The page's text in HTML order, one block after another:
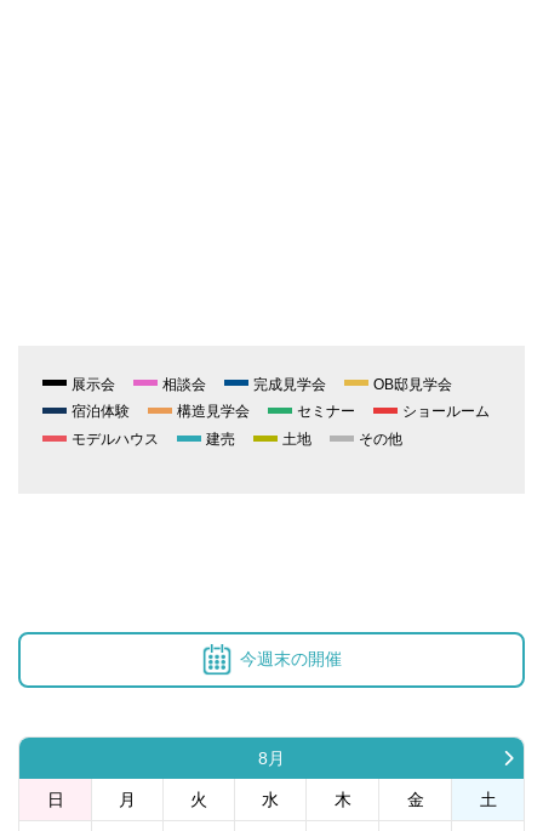
展示会 相談会 完成見学会
OB邸見学会
宿泊体験
構造見学会 セミナー
ショールーム
モデルハウス
建売 土地 その他
今週末の開催
8月
日 月 火 水 木 金 土